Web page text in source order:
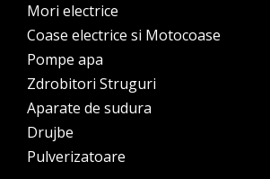
Mori electrice
Coase electrice si Motocoase
Pompe apa
Zdrobitori Struguri
Aparate de sudura
Drujbe
Pulverizatoare